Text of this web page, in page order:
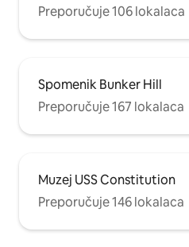
Preporučuje 106 lokalaca
Spomenik Bunker Hill
Preporučuje 167 lokalaca
Muzej USS Constitution
Preporučuje 146 lokalaca